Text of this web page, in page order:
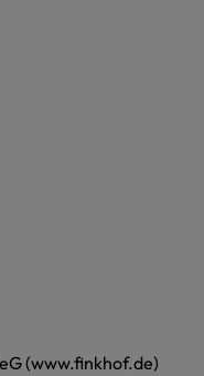
(www.finkhof.de)